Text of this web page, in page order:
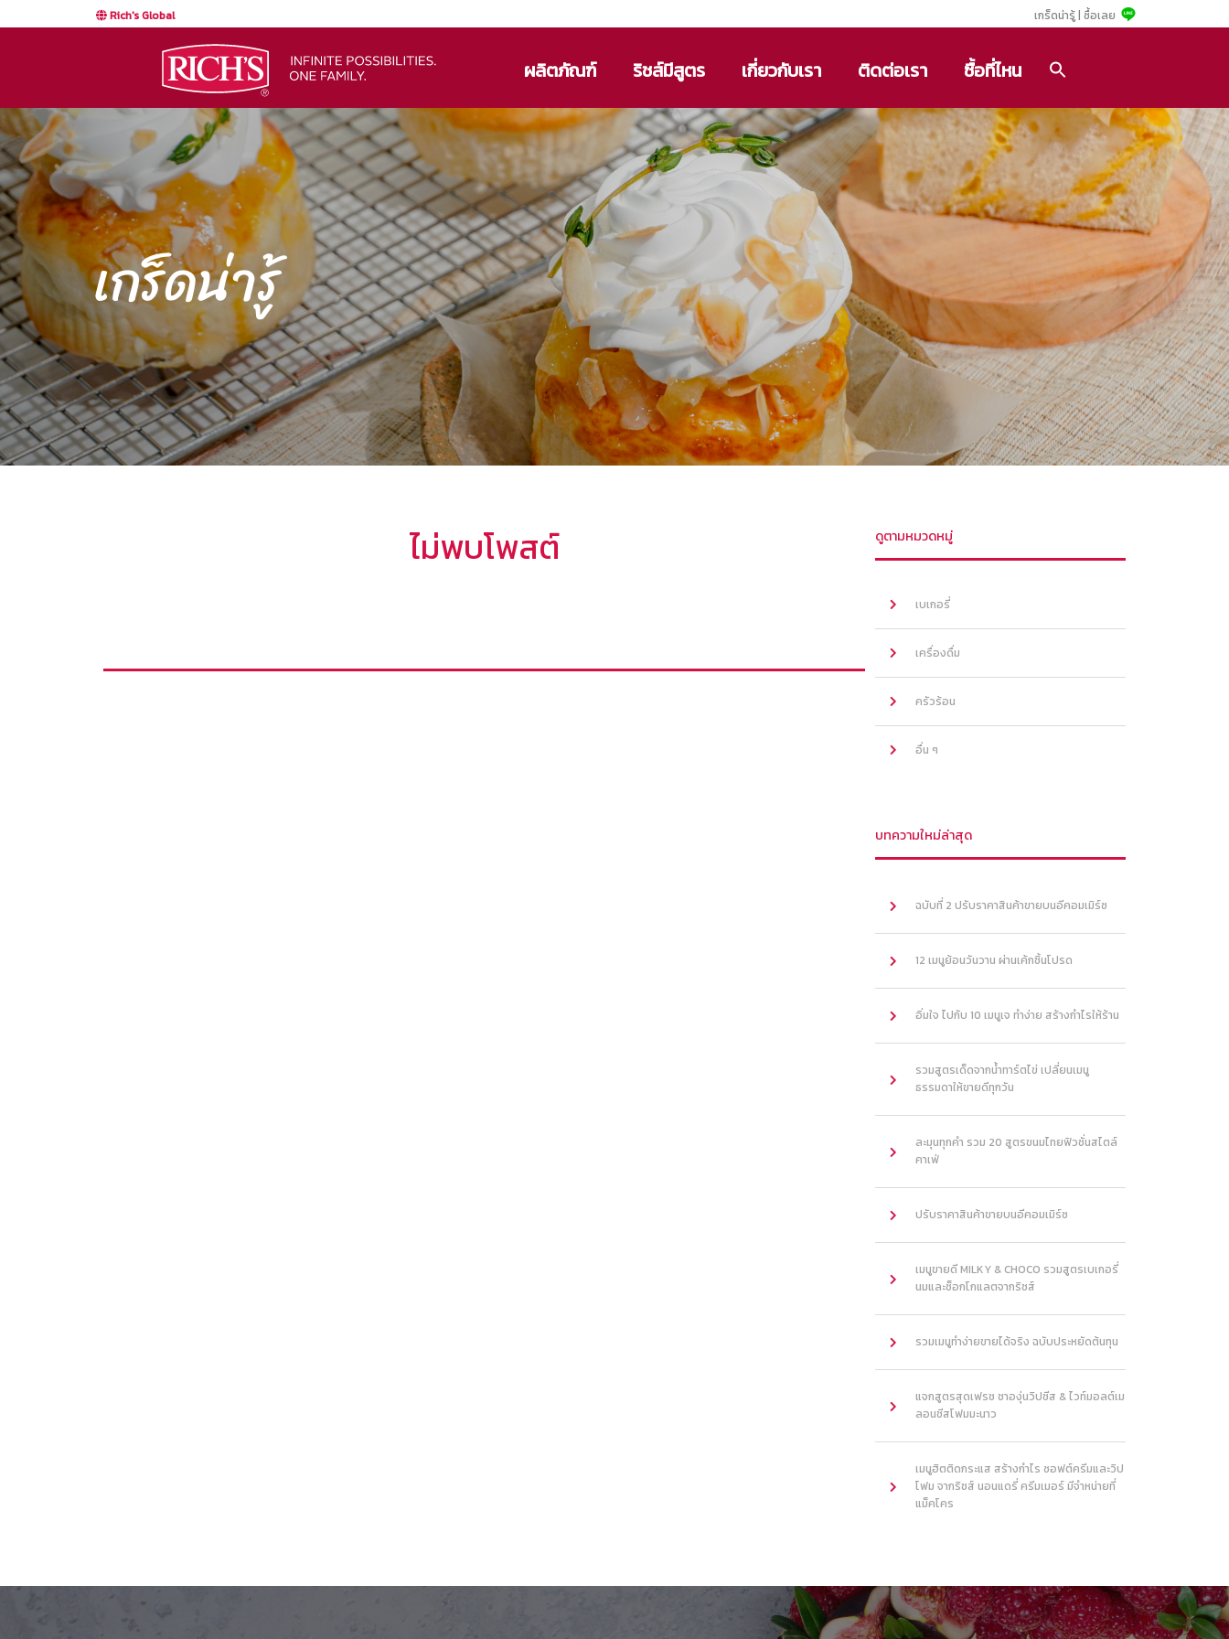
Rich's Global เกร็ดน่ารู้ | ซื้อเลย
ผลิตภัณฑ์ ริชส์มีสูตร เกี่ยวกับเรา ติดต่อเรา ซื้อที่ไหน
เกร็ดน่ารู้
ไม่พบโพสต์ ดูตามหมวดหมู่
เบเกอรี่
เครื่องดื่ม
ครัวร้อน
อื่น ๆ
บทความใหม่ล่าสุด
ฉบับที่ 2 ปรับราคาสินค้าขายบนอีคอมเมิร์ซ
12 เมนูย้อนวันวาน ผ่านเค้กชิ้นโปรด
อิ่มใจ ไปกับ 10 เมนูเจ ทำง่าย สร้างกำไรให้ร้าน
รวมสูตรเด็ดจากน้ำทาร์ตไข่ เปลี่ยนเมนู
ธรรมดาให้ขายดีทุกวัน
ละมุนทุกคำ รวม 20 สูตรขนมไทยฟิวชั่นสไตล์
คาเฟ่
ปรับราคาสินค้าขายบนอีคอมเมิร์ซ
เมนูขายดี MILKY & CHOCO รวมสูตรเบเกอรี่
นมและช็อกโกแลตจากริชส์
รวมเมนูทำง่ายขายได้จริง ฉบับประหยัดต้นทุน
แจกสูตรสุดเฟรช ชาองุ่นวิปชีส & ไวท์มอลต์เม
ลอนชีสโฟมมะนาว
เมนูฮิตติดกระแส สร้างกำไร ซอฟต์ครีมและวิป
โฟม จากริชส์ นอนแดรี่ ครีมเมอร์ มีจำหน่ายที่
แม็คโคร